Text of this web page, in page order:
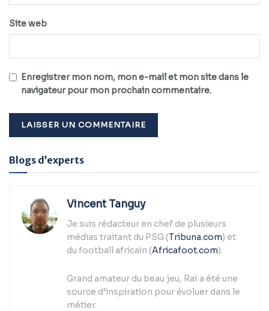
Site web
Enregistrer mon nom, mon e-mail et mon site dans le
navigateur pour mon prochain commentaire.
Alternative:
Blogs d’experts
Vincent Tanguy
Je suis rédacteur en chef de plusieurs
médias traitant du PSG (Tribuna.com) et
du football africain (Africafoot.com).
Grand amateur du beau jeu, Raï a été une
source d’inspiration pour évoluer dans le
métier.